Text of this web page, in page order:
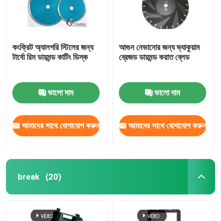
কংক্রিট অ্যালগরি স্টিলের জন্য
টার্বো রিম ডায়মন্ড কাটিং ডিস্ক
ভালো দাম
আমাদের সাথে যোগাযোগ করুন
আগুন নেভানোর জন্য ভ্যাকুয়াম
ব্রেজড ডায়মন্ড করাত ব্লেড
ভালো দাম
আমাদের সাথে যোগাযোগ করুন
break (20)